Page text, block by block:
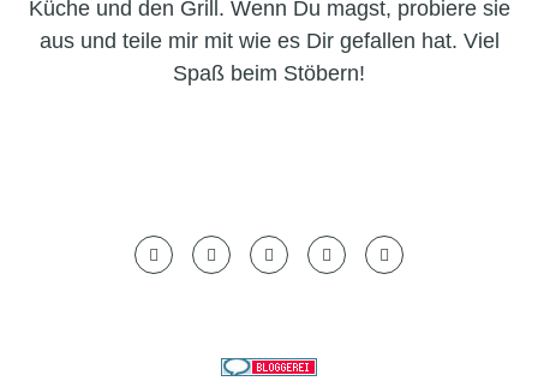
Küche und den Grill. Wenn Du magst, probiere sie
aus und teile mir mit wie es Dir gefallen hat. Viel
Spaß beim Stöbern!